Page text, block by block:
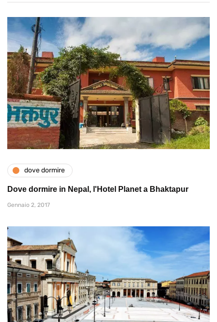
dove dormire
Dove dormire in Nepal, l'Hotel Planet a Bhaktapur
Gennaio 2, 2017